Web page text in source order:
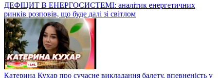
ДЕФІЦИТ В ЕНЕРГОСИСТЕМІ: аналітик енергетичних
ринків розповів, що буде далі зі світлом
Катерина Кухар про сучасне викладання балету, впевненість у